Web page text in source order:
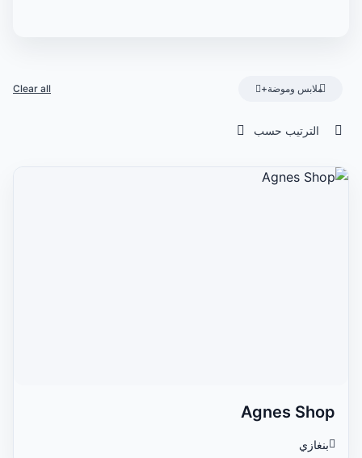
ملابس وموضة+ Clear all
الترتيب حسب
Agnes Shop
بنغازي